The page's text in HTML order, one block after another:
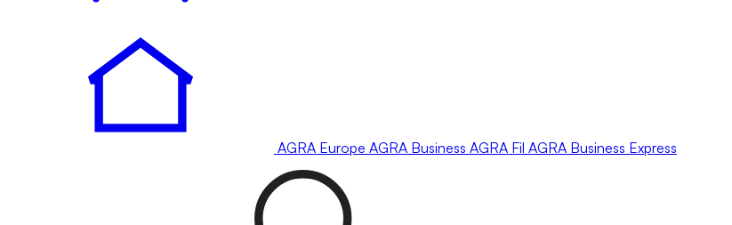
AGRA Europe AGRA Business AGRA Fil AGRA Business Express